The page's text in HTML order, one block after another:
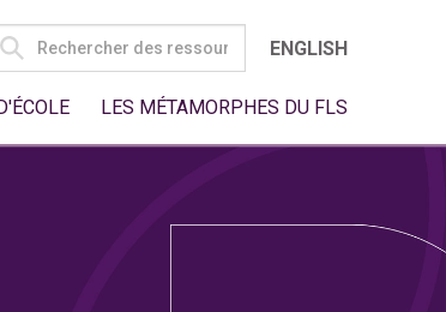
ENGLISH
LES MÉTAMORPHES DU FLS